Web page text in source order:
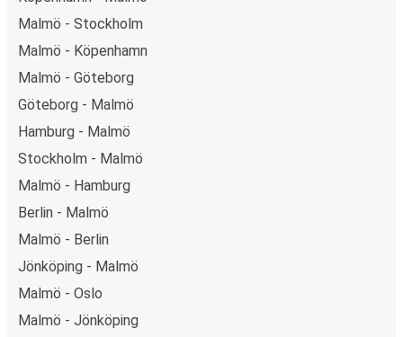
Malmö - Stockholm
Malmö - Köpenhamn
Malmö - Göteborg
Göteborg - Malmö
Hamburg - Malmö
Stockholm - Malmö
Malmö - Hamburg
Berlin - Malmö
Malmö - Berlin
Jönköping - Malmö
Malmö - Oslo
Malmö - Jönköping